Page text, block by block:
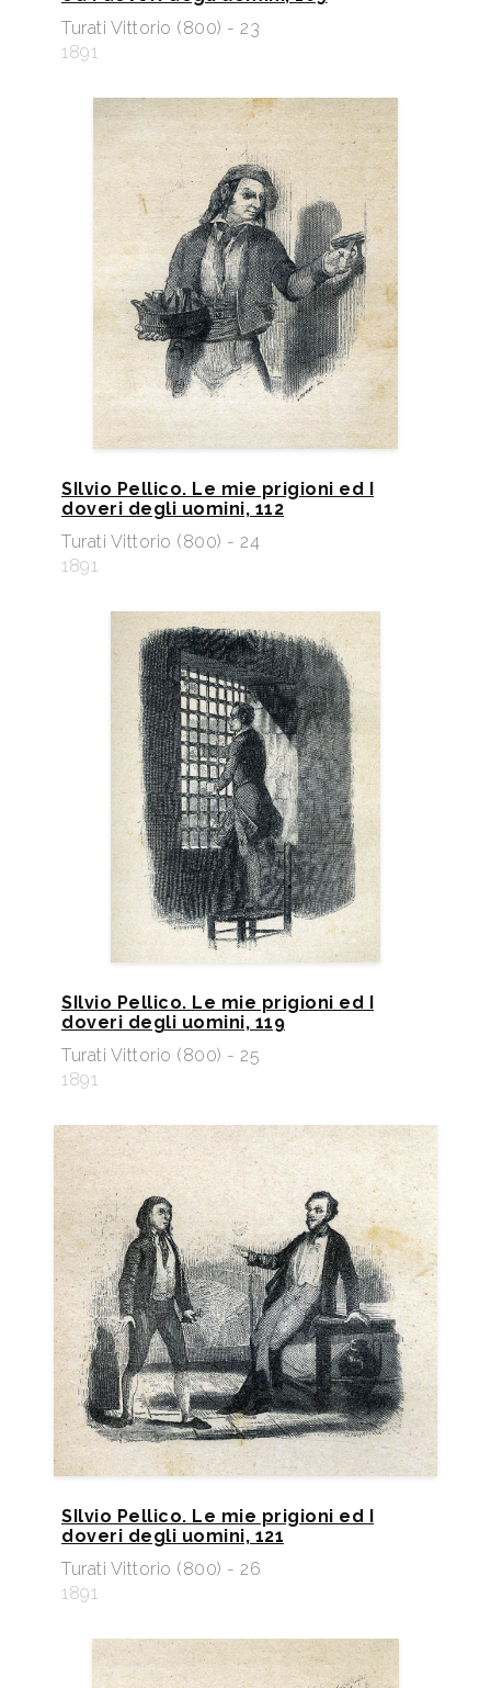
Turati Vittorio (800) - 23
1891
SIlvio Pellico. Le mie prigioni ed I
doveri degli uomini, 112
Turati Vittorio (800) - 24
1891
SIlvio Pellico. Le mie prigioni ed I
doveri degli uomini, 119
Turati Vittorio (800) - 25
1891
SIlvio Pellico. Le mie prigioni ed I
doveri degli uomini, 121
Turati Vittorio (800) - 26
1891